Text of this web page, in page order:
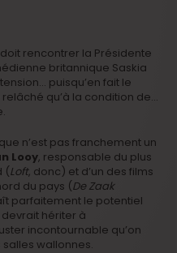
rencontrer la Présidente
britannique Saskia
puisqu’en fait le
qu’à la condition de…
n’est pas franchement un
Looy, responsable du plus
(Loft, donc) et d’un des films
du pays (De Zaak
parfaitement le potentiel
hériter à
incontournable qu’on
wallonnes.